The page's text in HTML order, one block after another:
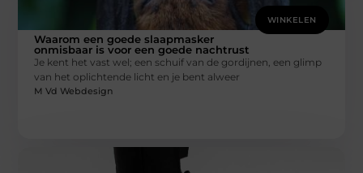
WINKELEN
Waarom een goede slaapmasker
onmisbaar is voor een goede nachtrust
Je kent het vast wel; een schuif van de gordijnen, een glimp
van het oplichtende licht en je bent alweer
M Vd Webdesign